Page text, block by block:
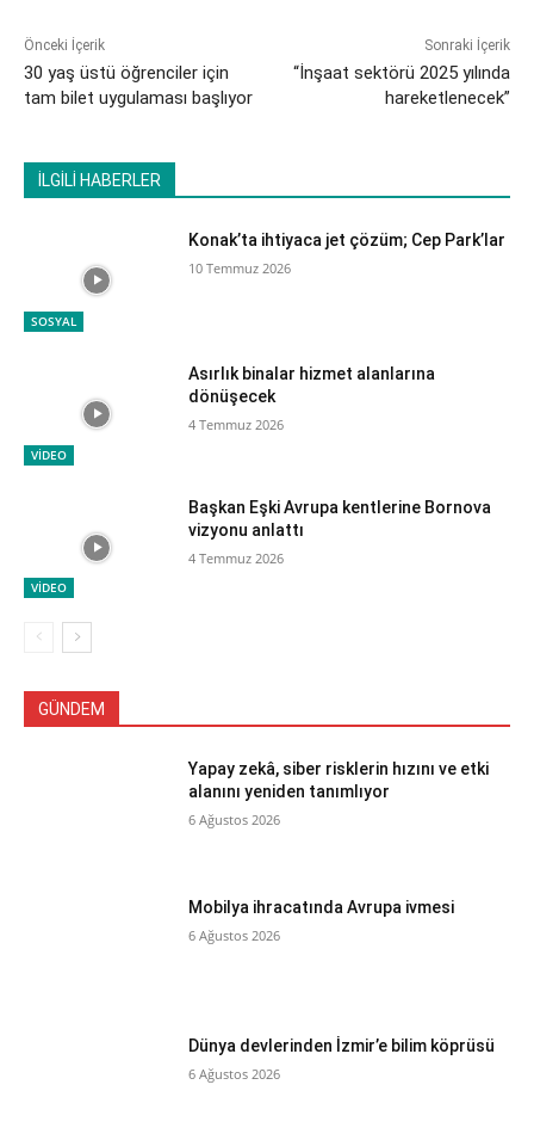
Önceki İçerik
30 yaş üstü öğrenciler için
tam bilet uygulaması başlıyor
Sonraki İçerik
“İnşaat sektörü 2025 yılında
hareketlenecek”
İLGİLİ HABERLER
SOSYAL
Konak’ta ihtiyaca jet çözüm; Cep Park’lar
10 Temmuz 2026
VİDEO
Asırlık binalar hizmet alanlarına
dönüşecek
4 Temmuz 2026
VİDEO
Başkan Eşki Avrupa kentlerine Bornova
vizyonu anlattı
4 Temmuz 2026
GÜNDEM
Yapay zekâ, siber risklerin hızını ve etki
alanını yeniden tanımlıyor
6 Ağustos 2026
Mobilya ihracatında Avrupa ivmesi
6 Ağustos 2026
Dünya devlerinden İzmir’e bilim köprüsü
6 Ağustos 2026